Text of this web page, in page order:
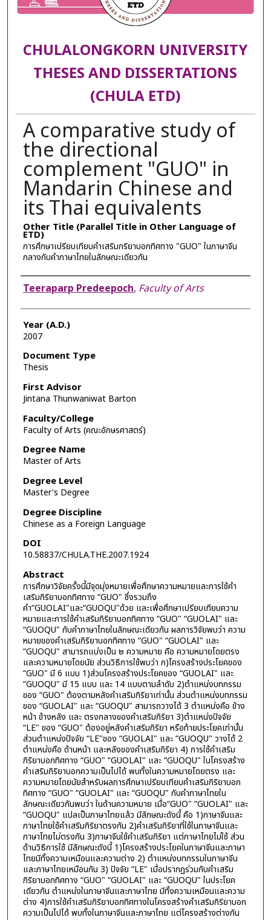
CHULALONGKORN UNIVERSITY
THESES AND DISSERTATIONS
(CHULA ETD)
A comparative study of
the directional
complement "GUO" in
Mandarin Chinese and
its Thai equivalents
Other Title (Parallel Title in Other Language of
ETD)
การศึกษาเปรียบเทียบคำเสริมกริยาบอกทิศทาง "GUO" ในภาษาจีน
กลางกับคำภาษาไทยในลักษณะเดียวกัน
Author
Teeraparp Predeepoch, Faculty of Arts
Year (A.D.)
2007
Document Type
Thesis
First Advisor
Jintana Thunwaniwat Barton
Faculty/College
Faculty of Arts (คณะอักษรศาสตร์)
Degree Name
Master of Arts
Degree Level
Master's Degree
Degree Discipline
Chinese as a Foreign Language
DOI
10.58837/CHULA.THE.2007.1924
Abstract
การศึกษาวิจัยครั้งนี้มีจุดมุ่งหมายเพื่อศึกษาความหมายและการใช้คำ
เสริมกิริยาบอกทิศทาง “GUO" ซึ่งรวมถึง
คำ“GUOLAI"และ“GUOQU"ด้วย และเพื่อศึกษาเปรียบเทียบความ
หมายและการใช้คำเสริมกิริยาบอกทิศทาง “GUO" “GUOLAI" และ
“GUOQU" กับคำภาษาไทยในลักษณะเดียวกัน ผลการวิจัยพบว่า ความ
หมายของคำเสริมกิริยาบอกทิศทาง “GUO" “GUOLAI" และ
“GUOQU" สามารถแบ่งเป็น ๒ ความหมาย คือ ความหมายโดยตรง
และความหมายโดยนัย ส่วนวิธีการใช้พบว่า ก)โครงสร้างประโยคของ
“GUO" มี 6 แบบ 1)ส่วนโครงสร้างประโยคของ “GUOLAI" และ
“GUOQU" มี 15 แบบ และ 14 แบบตามลำดับ 2)ตำแหน่งบทกรรม
ของ “GUO" ต้องตามหลังคำเสริมกิริยาเท่านั้น ส่วนตำแหน่งบทกรรม
ของ “GUOLAI" และ “GUOQU" สามารถวางได้ 3 ตำแหน่งคือ ข้าง
หน้า ข้างหลัง และ ตรงกลางของคำเสริมกิริยา 3)ตำแหน่งปัจจัย
“LE" ของ “GUO" ต้องอยู่หลังคำเสริมกิริยา หรือท้ายประโยคเท่านั้น
ส่วนตำแหน่งปัจจัย “LE"ของ “GUOLAI" และ “GUOQU" วางได้ 2
ตำแหน่งคือ ด้านหน้า และหลังของคำเสริมกิริยา 4) การใช้คำเสริม
กิริยาบอกทิศทาง “GUO" “GUOLAI" และ “GUOQU" ในโครงสร้าง
คำเสริมกิริยาบอกความเป็นไปได้ พบทั้งในความหมายโดยตรง และ
ความหมายโดยนัยสำหรับผลการศึกษาเปรียบเทียบคำเสริมกิริยาบอก
ทิศทาง “GUO" “GUOLAI" และ “GUOQU" กับคำภาษาไทยใน
ลักษณะเดียวกันพบว่า ในด้านความหมาย เมื่อ“GUO" “GUOLAI" และ
“GUOQU" แปลเป็นภาษาไทยแล้ว มีลักษณะดังนี้ คือ 1)ภาษาจีนและ
ภาษาไทยใช้คำเสริมกิริยาตรงกัน 2)คำเสริมกิริยาที่ใช้ในภาษาจีนและ
ภาษาไทยไม่ตรงกัน 3)ภาษาจีนใช้คำเสริมกิริยา แต่ภาษาไทยไม่ใช้ ส่วน
ด้านวิธีการใช้ มีลักษณะดังนี้ 1)โครงสร้างประโยคในภาษาจีนและภาษา
ไทยมีทั้งความเหมือนและความต่าง 2) ตำแหน่งบทกรรมในภาษาจีน
และภาษาไทยเหมือนกัน 3) ปัจจัย “LE" เมื่อปรากฏร่วมกับคำเสริม
กิริยาบอกทิศทาง “GUO" “GUOLAI" และ “GUOQU" ในประโยค
เดียวกัน ตำแหน่งในภาษาจีนและภาษาไทย มีทั้งความเหมือนและความ
ต่าง 4)การใช้คำเสริมกิริยาบอกทิศทางในโครงสร้างคำเสริมกิริยาบอก
ความเป็นไปได้ พบทั้งในภาษาจีนและภาษาไทย แต่โครงสร้างต่างกัน